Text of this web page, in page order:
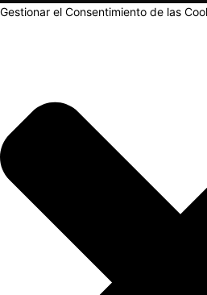
Gestionar el Consentimiento de las